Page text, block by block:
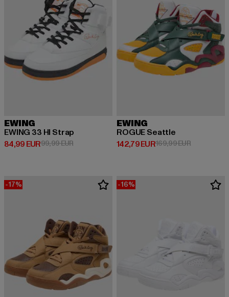
EWING
EWING 33 HI Strap
84,99 EUR
Ajankohtainen hinta: 84,99 EUR
99,99 EURKampanjahinta: 99,99 EUR
EWING
ROGUE Seattle
142,79 EUR
Ajankohtainen hinta: 142,79 EUR
169,99 EUR
-17% -16%